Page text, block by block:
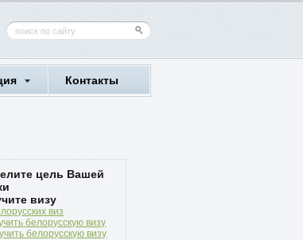
Контакты
цель Вашей
визу
виз
белорусскую визу
белорусскую визу